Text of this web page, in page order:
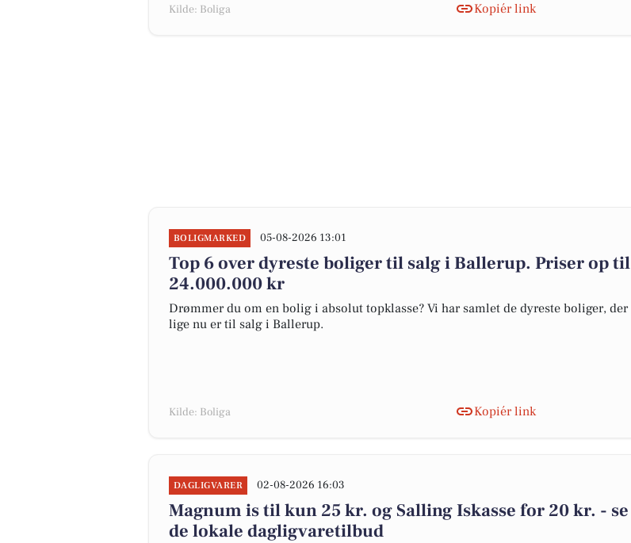
Kilde: Boliga Kopiér link
BOLIGMARKED 05-08-2026 13:01
Top 6 over dyreste boliger til salg i Ballerup. Priser op til
24.000.000 kr
Drømmer du om en bolig i absolut topklasse? Vi har samlet de dyreste boliger, der
lige nu er til salg i Ballerup.
Kilde: Boliga Kopiér link
DAGLIGVARER 02-08-2026 16:03
Magnum is til kun 25 kr. og Salling Iskasse for 20 kr. - se
de lokale dagligvaretilbud